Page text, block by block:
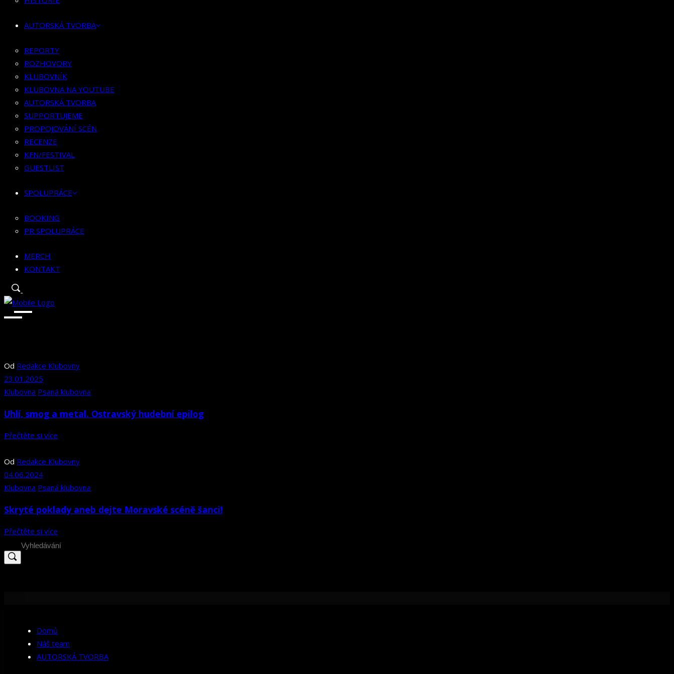
KLUBOVNA NA YOUTUBE
SUPPORTUJEME
PROPOJOVÁNÍ SCÉN
RECENZE
KFN/FESTIVAL
GUESTLIST
SPOLUPRÁCE
BOOKING
PR SPOLUPRÁCE
MERCH
AUTORSKÁ TVORBA
REPORTY
ROZHOVORY
KLUBOVNÍK
KLUBOVNA NA YOUTUBE
AUTORSKÁ TVORBA
SUPPORTUJEME
PROPOJOVÁNÍ SCÉN
RECENZE
KFN/FESTIVAL
GUESTLIST
SPOLUPRÁCE
BOOKING
PR SPOLUPRÁCE
MERCH
KONTAKT
Od Redakce Klubovny
23.01.2025
Klubovna Psaná klubovna
Uhlí, smog a metal. Ostravský hudební epilog
Přečtěte si více
Od Redakce Klubovny
04.06.2024
Klubovna Psaná klubovna
Skryté poklady aneb dejte Moravské scéně šanci!
Přečtěte si více
Search
for:
Domů
Náš team
AUTORSKÁ TVORBA